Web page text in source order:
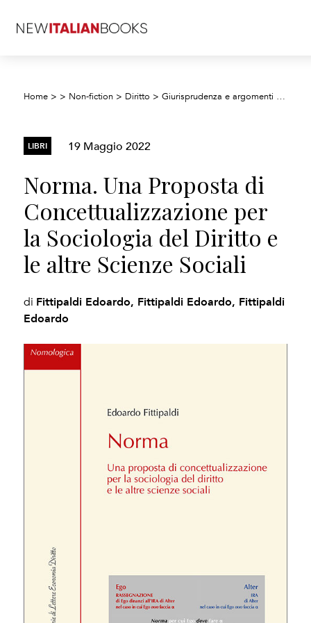
Home > > Non-fiction > Diritto >Giurisprudenza e argomenti di interesse generale
LIBRI 19 Maggio 2022
Norma. Una Proposta di
Concettualizzazione per
la Sociologia del Diritto e
le altre Scienze Sociali
di Fittipaldi Edoardo, Fittipaldi Edoardo, Fittipaldi
Edoardo